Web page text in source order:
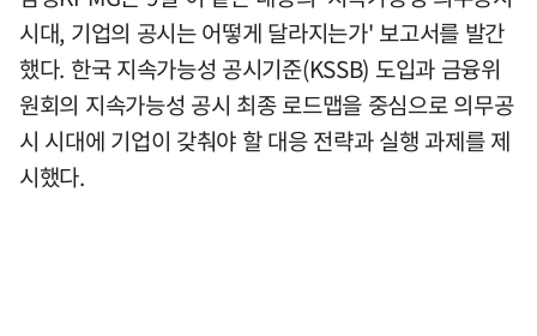
시대, 기업의 공시는 어떻게 달라지는가' 보고서를 발간
했다. 한국 지속가능성 공시기준(KSSB) 도입과 금융위
원회의 지속가능성 공시 최종 로드맵을 중심으로 의무공
시 시대에 기업이 갖춰야 할 대응 전략과 실행 과제를 제
시했다.